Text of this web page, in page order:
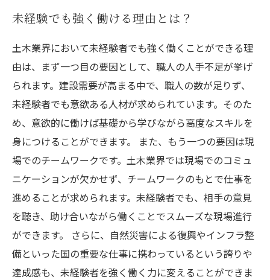
未経験でも強く働ける理由とは？
土木業界において未経験者でも強く働くことができる理
由は、まず一つ目の要因として、職人の人手不足が挙げ
られます。建設需要が高まる中で、職人の数が足りず、
未経験者でも意欲ある人材が求められています。そのた
め、意欲的に働けば基礎から学びながら高度なスキルを
身につけることができます。 また、もう一つの要因は現
場でのチームワークです。土木業界では現場でのコミュ
ニケーションが欠かせず、チームワークのもとで仕事を
進めることが求められます。未経験者でも、相手の意見
を聴き、助け合いながら働くことでスムーズな現場進行
ができます。 さらに、自然災害による復興やインフラ整
備といった国の重要な仕事に携わっているという誇りや
達成感も、未経験者を強く働く力に変えることができま